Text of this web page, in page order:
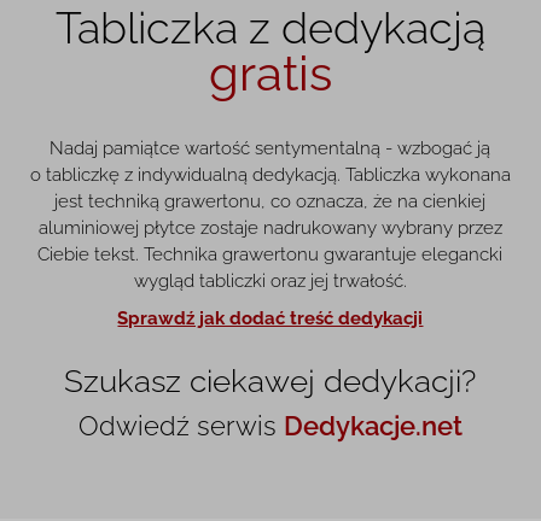
Tabliczka z dedykacją
gratis
Nadaj pamiątce wartość sentymentalną - wzbogać ją
o tabliczkę z indywidualną dedykacją. Tabliczka wykonana
jest techniką grawertonu, co oznacza, że na cienkiej
aluminiowej płytce zostaje nadrukowany wybrany przez
Ciebie tekst. Technika grawertonu gwarantuje elegancki
wygląd tabliczki oraz jej trwałość.
Sprawdź jak dodać treść dedykacji
Szukasz ciekawej dedykacji?
Odwiedź serwis Dedykacje.net